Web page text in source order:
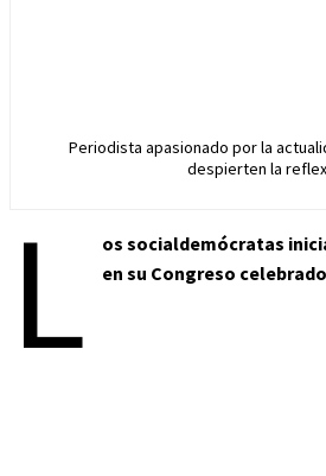
Periodista apasionado por la
despierten la
L
os socialdemócratas
en su Congreso